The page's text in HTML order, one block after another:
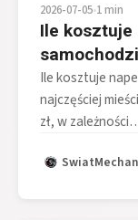
2026-07-05•1 min
Ile kosztuje
Ile kosztuje
najczęściej
zł, w